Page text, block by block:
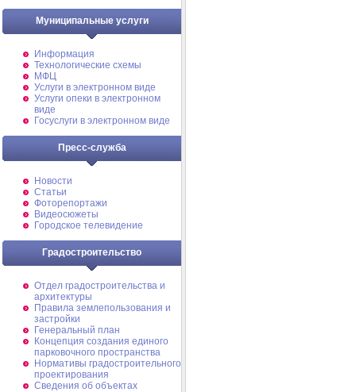
Муниципальные услуги
Информация
Технологические схемы
МФЦ
Услуги в электронном виде
Услуги опеки в электронном
виде
Госуслуги в электронном виде
Пресс-служба
Новости
Статьи
Фоторепортажи
Видеосюжеты
Городское телевидение
Градостроительство
Отдел градостроительства и
архитектуры
Правила землепользования и
застройки
Генеральный план
Концепция создания единого
парковочного пространства
Нормативы градостроительного
проектирования
Сведения об объектах